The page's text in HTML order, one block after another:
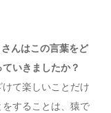
んはこの言葉をど
いきましたか？
て楽しいことだけ
することは、猿で